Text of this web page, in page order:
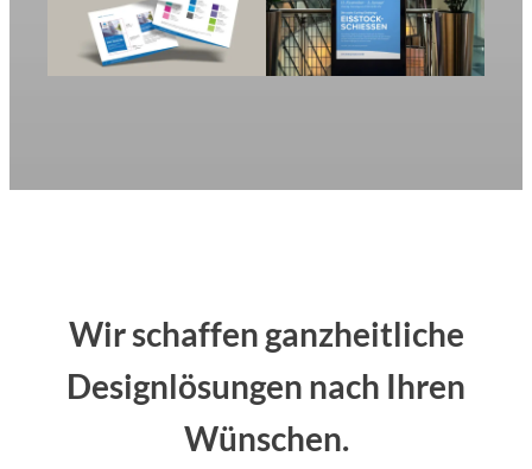
Wir schaffen ganzheitliche
Designlösungen nach Ihren
Wünschen.